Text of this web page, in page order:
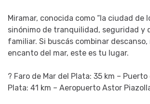
Miramar, conocida como “la ciudad de
sinónimo de tranquilidad, seguridad y
familiar. Si buscás combinar
encanto del mar, este es tu lugar.
? Faro de Mar del Plata: 35 km – Puerto
Plata: 41 km – Aeropuerto Astor